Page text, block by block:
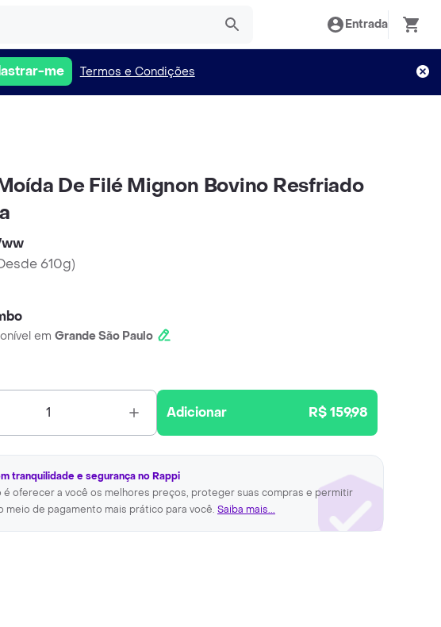
Entrada
me Termos e Condições
De Filé Mignon Bovino Resfriado
ww
610g)
em Grande São Paulo
1 Adicionar R$ 159,98
tranquilidade e segurança no Rappi
é oferecer a você os melhores preços, proteger suas compras e permitir
meio de pagamento mais prático para você. Saiba mais...